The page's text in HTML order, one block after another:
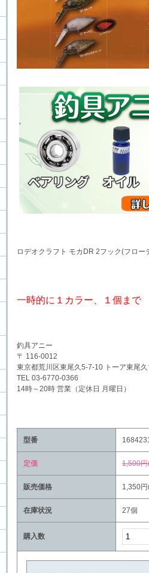
ロデオクラフト モカDR 2フック(フロー
一時的に１カラー、１個まで
釣具アニー
〒 116-0012
東京都荒川区東尾久5-7-10 トーア東尾
TEL 03-6770-0366
14時～20時 営業（定休日 月曜日）
型番
定価 1,500
販売価格 1,350
在庫状況 27個
購入数